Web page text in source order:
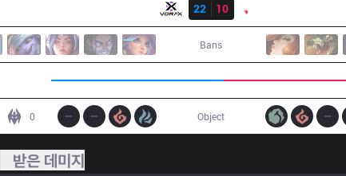
22
10
Bans
0 Object
받은 데미지